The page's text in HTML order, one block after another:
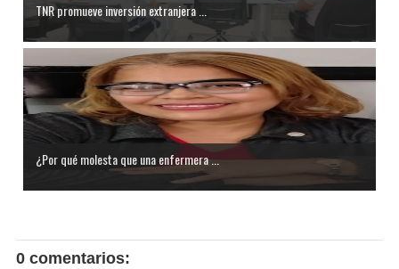
TNR promueve inversión extranjera ...
¿Por qué molesta que una enfermera ...
0 comentarios: